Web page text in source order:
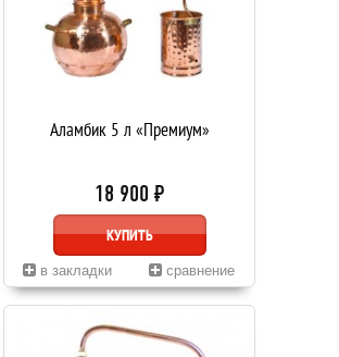
Аламбик 5 л «Премиум»
18 900 ₽
КУПИТЬ
в закладки сравнение